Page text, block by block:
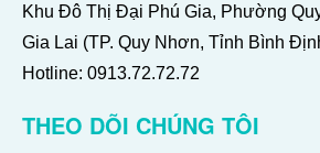
Khu Đô Thị Đại Phú Gia, Phường
Gia Lai (TP. Quy Nhơn, Tỉnh Bình
Hotline: 0913.72.72.72
THEO DÕI CHÚNG TÔI